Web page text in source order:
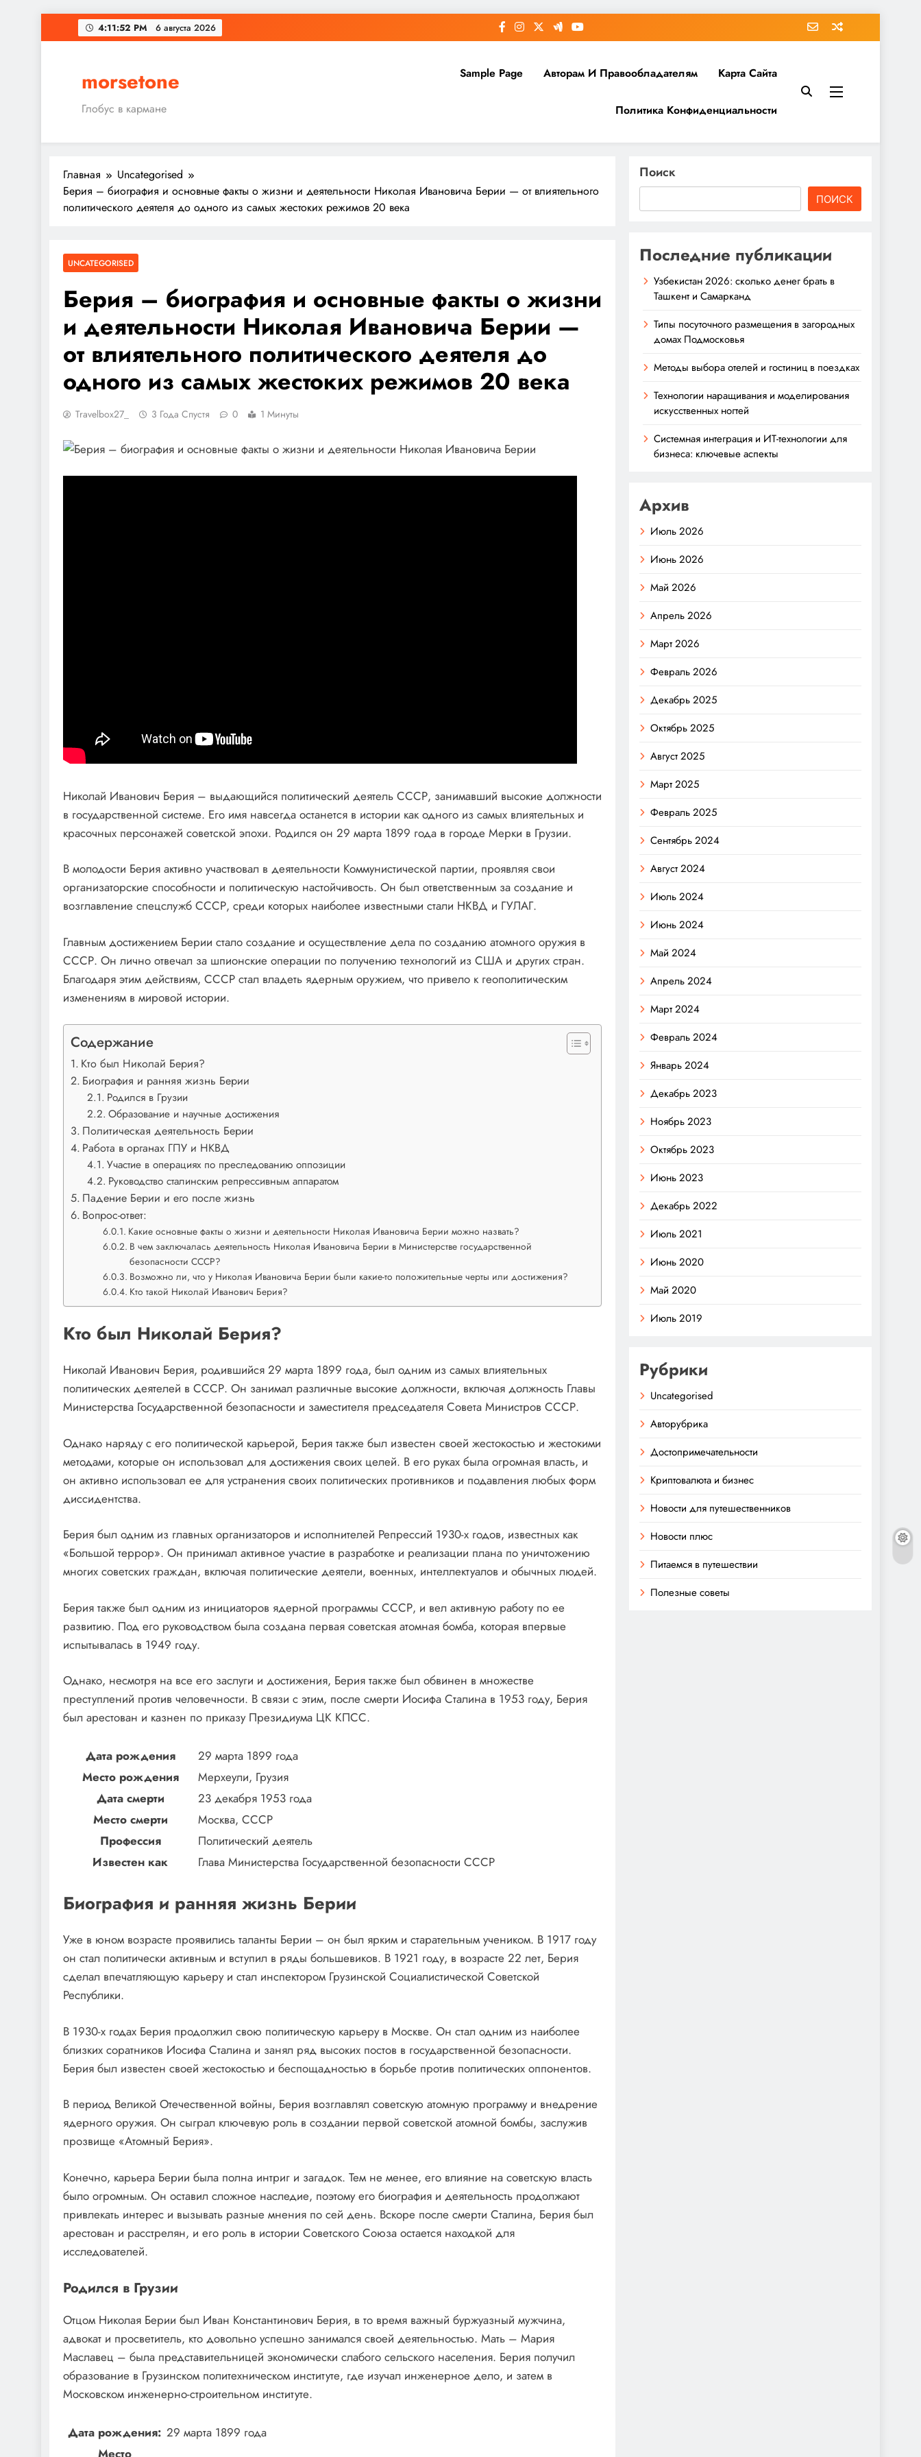
Перейти
к
4:11:52 PM 6 августа 2026
morsetone
Глобус в кармане
Sample Page Авторам И Правообладателям Карта Сайта
Политика Конфиденциальности
Главная
Uncategorised
Берия – биография и основные факты о жизни и деятельности Николая Ивановича Берии — от влиятельного
политического деятеля до одного из самых жестоких режимов 20 века
UNCATEGORISED
Берия – биография и основные факты о жизни
и деятельности Николая Ивановича Берии —
от влиятельного политического деятеля до
одного из самых жестоких режимов 20 века
Travelbox27_ 3 Года Спустя 0 1 Минуты
Николай Иванович Берия – выдающийся политический деятель СССР, занимавший высокие должности
в государственной системе. Его имя навсегда останется в истории как одного из самых влиятельных и
красочных персонажей советской эпохи. Родился он 29 марта 1899 года в городе Мерки в Грузии.
В молодости Берия активно участвовал в деятельности Коммунистической партии, проявляя свои
организаторские способности и политическую настойчивость. Он был ответственным за создание и
возглавление спецслужб СССР, среди которых наиболее известными стали НКВД и ГУЛАГ.
Главным достижением Берии стало создание и осуществление дела по созданию атомного оружия в
СССР. Он лично отвечал за шпионские операции по получению технологий из США и других стран.
Благодаря этим действиям, СССР стал владеть ядерным оружием, что привело к геополитическим
изменениям в мировой истории.
Содержание
Кто был Николай Берия?
Биография и ранняя жизнь Берии
Родился в Грузии
Образование и научные достижения
Политическая деятельность Берии
Работа в органах ГПУ и НКВД
Участие в операциях по преследованию оппозиции
Руководство сталинским репрессивным аппаратом
Падение Берии и его после жизнь
Вопрос-ответ:
Какие основные факты о жизни и деятельности Николая Ивановича Берии можно назвать?
В чем заключалась деятельность Николая Ивановича Берии в Министерстве государственной
безопасности СССР?
Возможно ли, что у Николая Ивановича Берии были какие-то положительные черты или достижения?
Кто такой Николай Иванович Берия?
Кто был Николай Берия?
Николай Иванович Берия, родившийся 29 марта 1899 года, был одним из самых влиятельных
политических деятелей в СССР. Он занимал различные высокие должности, включая должность Главы
Министерства Государственной безопасности и заместителя председателя Совета Министров СССР.
Однако наряду с его политической карьерой, Берия также был известен своей жестокостью и жестокими
методами, которые он использовал для достижения своих целей. В его руках была огромная власть, и
он активно использовал ее для устранения своих политических противников и подавления любых форм
диссидентства.
Берия был одним из главных организаторов и исполнителей Репрессий 1930-х годов, известных как
«Большой террор». Он принимал активное участие в разработке и реализации плана по уничтожению
многих советских граждан, включая политические деятели, военных, интеллектуалов и обычных людей.
Берия также был одним из инициаторов ядерной программы СССР, и вел активную работу по ее
развитию. Под его руководством была создана первая советская атомная бомба, которая впервые
испытывалась в 1949 году.
Однако, несмотря на все его заслуги и достижения, Берия также был обвинен в множестве
преступлений против человечности. В связи с этим, после смерти Иосифа Сталина в 1953 году, Берия
был арестован и казнен по приказу Президиума ЦК КПСС.
Дата рождения
29 марта 1899 года
Место рождения
Мерхеули, Грузия
Дата смерти
23 декабря 1953 года
Место смерти
Москва, СССР
Профессия
Политический деятель
Известен как
Глава Министерства Государственной безопасности СССР
Биография и ранняя жизнь Берии
Уже в юном возрасте проявились таланты Берии – он был ярким и старательным учеником. В 1917 году
он стал политически активным и вступил в ряды большевиков. В 1921 году, в возрасте 22 лет, Берия
сделал впечатляющую карьеру и стал инспектором Грузинской Социалистической Советской
Республики.
В 1930-х годах Берия продолжил свою политическую карьеру в Москве. Он стал одним из наиболее
близких соратников Иосифа Сталина и занял ряд высоких постов в государственной безопасности.
Берия был известен своей жестокостью и беспощадностью в борьбе против политических оппонентов.
В период Великой Отечественной войны, Берия возглавлял советскую атомную программу и внедрение
ядерного оружия. Он сыграл ключевую роль в создании первой советской атомной бомбы, заслужив
прозвище «Атомный Берия».
Конечно, карьера Берии была полна интриг и загадок. Тем не менее, его влияние на советскую власть
было огромным. Он оставил сложное наследие, поэтому его биография и деятельность продолжают
привлекать интерес и вызывать разные мнения по сей день. Вскоре после смерти Сталина, Берия был
арестован и расстрелян, и его роль в истории Советского Союза остается находкой для
исследователей.
Родился в Грузии
Отцом Николая Берии был Иван Константинович Берия, в то время важный буржуазный мужчина,
адвокат и просветитель, кто довольно успешно занимался своей деятельностью. Мать – Мария
Маславец – была представительницей экономически слабого сельского населения. Берия получил
образование в Грузинском политехническом институте, где изучал инженерное дело, и затем в
Московском инженерно-строительном институте.
Дата рождения: 29 марта 1899 года
Место
Поиск
ПОИСК
Последние публикации
Узбекистан 2026: сколько денег брать в
Ташкент и Самарканд
Типы посуточного размещения в загородных
домах Подмосковья
Методы выбора отелей и гостиниц в поездках
Технологии наращивания и моделирования
искусственных ногтей
Системная интеграция и ИТ-технологии для
бизнеса: ключевые аспекты
Архив
Июль 2026
Июнь 2026
Май 2026
Апрель 2026
Март 2026
Февраль 2026
Декабрь 2025
Октябрь 2025
Август 2025
Март 2025
Февраль 2025
Сентябрь 2024
Август 2024
Июль 2024
Июнь 2024
Май 2024
Апрель 2024
Март 2024
Февраль 2024
Январь 2024
Декабрь 2023
Ноябрь 2023
Октябрь 2023
Июнь 2023
Декабрь 2022
Июль 2021
Июнь 2020
Май 2020
Июль 2019
Рубрики
Uncategorised
Авторубрика
Достопримечательности
Криптовалюта и бизнес
Новости для путешественников
Новости плюс
Питаемся в путешествии
Полезные советы